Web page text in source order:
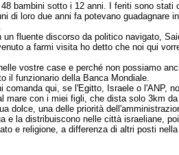
bambini sotto i 12 anni. I feriti sono stati
di loro due anni fa potevano
fluente discorso da politico navigato,
a farmi visita ho detto che noi qui
vostre case e perché non possiamo
il funzionario della Banca Mondiale.
comanda qui, se l'Egitto, Israele o l'ANP,
mare con i miei figli, che dista solo 3km
dolce, una delle priorità
e la distribuiscono nelle città israeliane,
e religione, a differenza di altri posti